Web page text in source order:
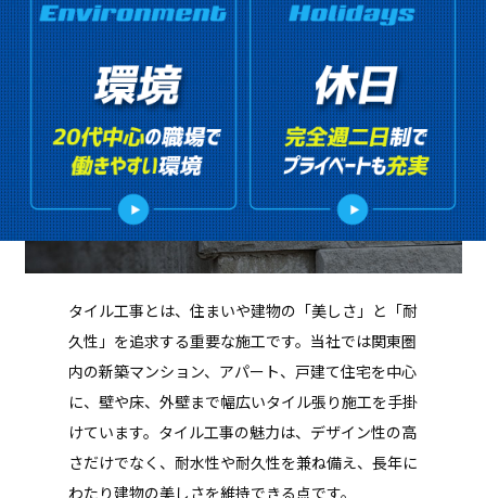
タイル工事とは、住まいや建物の「美しさ」と「耐
久性」を追求する重要な施工です。当社では関東圏
内の新築マンション、アパート、戸建て住宅を中心
に、壁や床、外壁まで幅広いタイル張り施工を手掛
けています。タイル工事の魅力は、デザイン性の高
さだけでなく、耐水性や耐久性を兼ね備え、長年に
わたり建物の美しさを維持できる点です。